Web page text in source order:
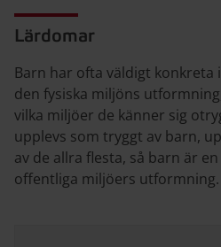
Lärdomar
Barn har ofta väldigt konkreta
den fysiska miljöns
vilka miljöer de känner sig
upplevs som tryggt av barn,
av de allra flesta, så barn är
offentliga miljöers utformning.